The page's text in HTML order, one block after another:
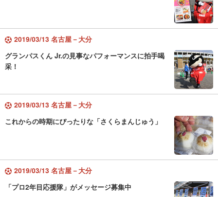
2019/03/13 名古屋－大分
グランパスくん Jr.の見事なパフォーマンスに拍手喝
采！
2019/03/13 名古屋－大分
これからの時期にぴったりな「さくらまんじゅう」
2019/03/13 名古屋－大分
「プロ2年目応援隊」がメッセージ募集中